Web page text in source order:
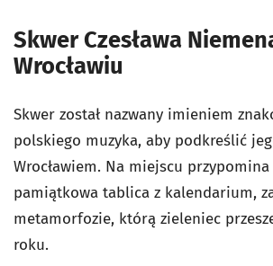
Skwer Czesława
Wrocławiu
Skwer został nazwany imieniem
polskiego muzyka, aby podkreślić
Wrocławiem. Na miejscu
pamiątkowa tablica z kalendarium,
metamorfozie, którą zieleniec
roku.